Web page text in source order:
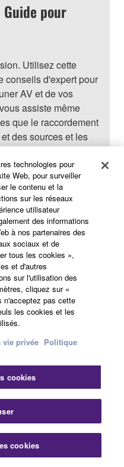
pour
Utilisez cette
conseils d'expert pour
AV et de vos
assiste même
que le raccordement
des sources et les
de puissance.
AV
avec
pour
technologies pour
Web, pour surveiller
le contenu et la
sur les réseaux
utilisateur
des informations
à nos partenaires des
sociaux et de
tous les cookies »,
et d'autres
sur l'utilisation des
cliquez sur «
n'acceptez pas cette
les cookies et les
vie privée Politique
cookies
cookies